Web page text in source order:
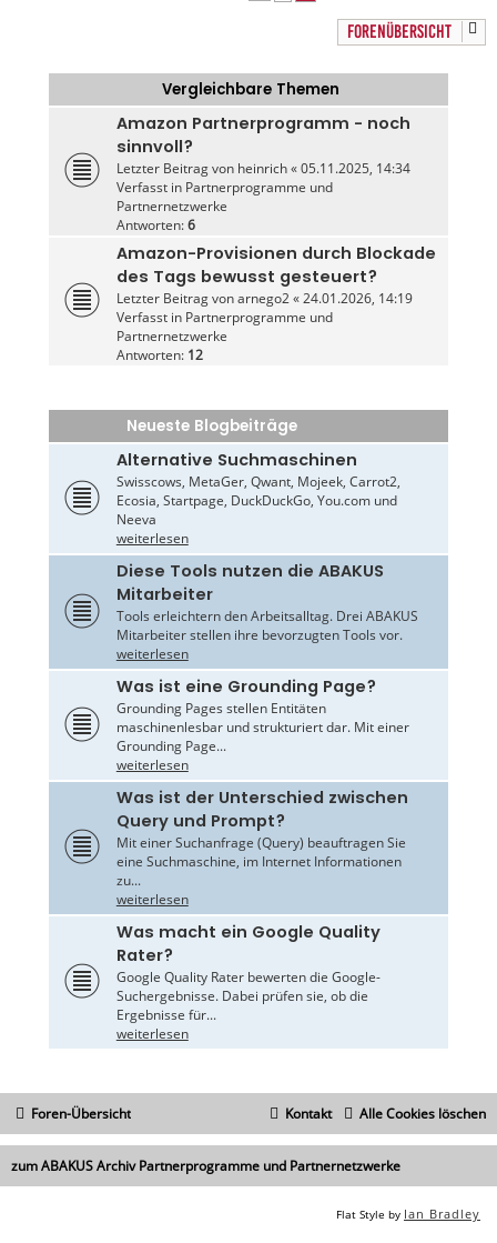
FORENÜBERSICHT
Vergleichbare Themen
Amazon Partnerprogramm - noch
sinnvoll?
Letzter Beitrag von heinrich«05.11.2025, 14:34
Verfasst in Partnerprogramme und
Partnernetzwerke
Antworten:6
Amazon-Provisionen durch Blockade
des Tags bewusst gesteuert?
Letzter Beitrag vonarnego2«24.01.2026, 14:19
Verfasst in Partnerprogramme und
Partnernetzwerke
Antworten: 12
Neueste Blogbeiträge
Alternative Suchmaschinen
Swisscows, MetaGer, Qwant, Mojeek, Carrot2,
Ecosia, Startpage, DuckDuckGo, You.com und
Neeva
weiterlesen
Diese Tools nutzen die ABAKUS
Mitarbeiter
Tools erleichtern den Arbeitsalltag. Drei ABAKUS
Mitarbeiter stellen ihre bevorzugten Tools vor.
weiterlesen
Was ist eine Grounding Page?
Grounding Pages stellen Entitäten
maschinenlesbar und strukturiert dar. Mit einer
Grounding Page...
weiterlesen
Was ist der Unterschied zwischen
Query und Prompt?
Mit einer Suchanfrage (Query) beauftragen Sie
eine Suchmaschine, im Internet Informationen
zu...
weiterlesen
Was macht ein Google Quality
Rater?
Google Quality Rater bewerten die Google-
Suchergebnisse. Dabei prüfen sie, ob die
Ergebnisse für...
weiterlesen
Foren-Übersicht Alle Cookies löschen
Kontakt
zum ABAKUS Archiv Partnerprogramme und Partnernetzwerke
Flat Style by Ian Bradley